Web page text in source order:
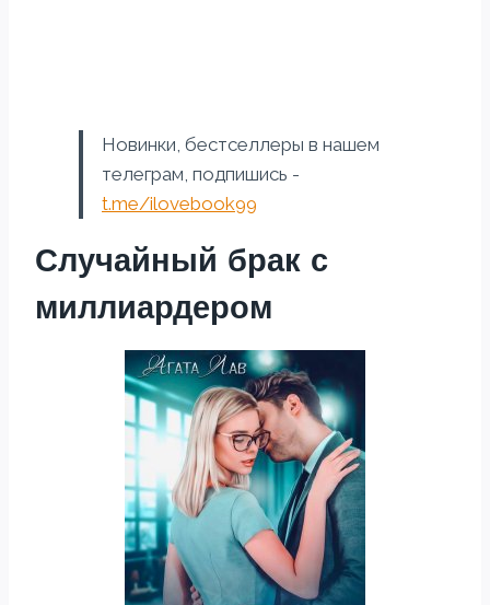
Новинки, бестселлеры в нашем
телеграм, подпишись -
t.me/ilovebook99
Случайный брак с
миллиардером